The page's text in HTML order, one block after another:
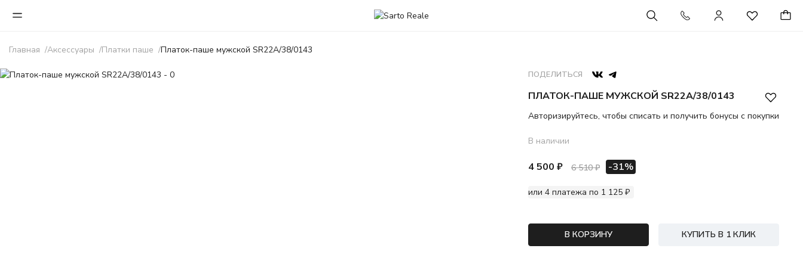
Главная Аксессуары Платки паше Платок-паше мужской SR22A/38/0143
ПОДЕЛИТЬСЯ
ПЛАТОК-ПАШЕ МУЖСКОЙ SR22A/38/0143
Авторизируйтесь, чтобы списать и получить бонусы с покупки
В наличии
4 500 ₽ 6 510 ₽ -31%
или 4 платежа по 1 125 ₽
В КОРЗИНУ КУПИТЬ В 1 КЛИК